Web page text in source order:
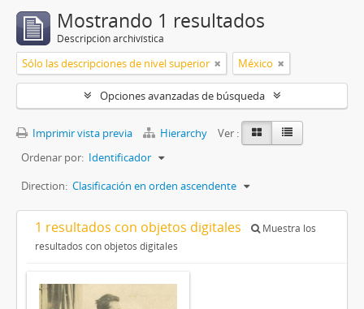
Mostrando 1 resultados
Descripción archivística
Sólo las descripciones de nivel superior México
Opciones avanzadas de búsqueda
Imprimir vista previa Hierarchy
Ver :
Ordenar por: Identificador
Direction: Clasificación en orden ascendente
1 resultados con objetos digitales
Muestra los
resultados con objetos digitales